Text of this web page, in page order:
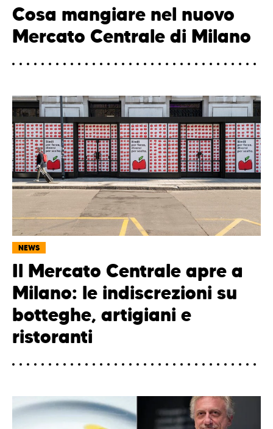
Cosa mangiare nel nuovo
Mercato Centrale di Milano
NEWS
Il Mercato Centrale apre a
Milano: le indiscrezioni su
botteghe, artigiani e
ristoranti